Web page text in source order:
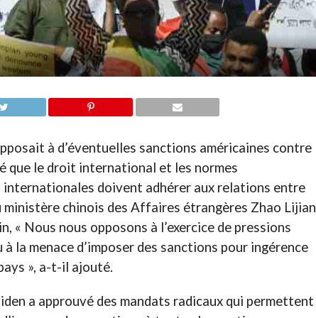
à d’éventuelles sanctions américaines contre
que le droit international et les normes
doivent adhérer aux relations entre
ministère chinois des Affaires étrangères Zhao Lijian
« Nous nous opposons à l’exercice de pressions
la menace d’imposer des sanctions pour ingérence
», a-t-il ajouté.
a approuvé des mandats radicaux qui permettent